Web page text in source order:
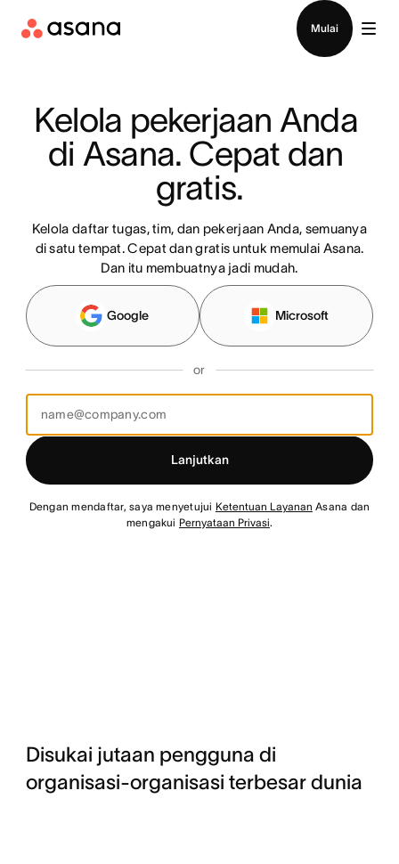
Mulai
Kelola pekerjaan Anda
di Asana. Cepat dan
gratis.
Kelola daftar tugas, tim, dan pekerjaan Anda, semuanya
di satu tempat. Cepat dan gratis untuk memulai Asana.
Dan itu membuatnya jadi mudah.
Google Microsoft
or
Lanjutkan
Dengan mendaftar, saya menyetujui Ketentuan Layanan Asana dan
mengakui Pernyataan Privasi.
Disukai jutaan pengguna di
organisasi-organisasi terbesar dunia